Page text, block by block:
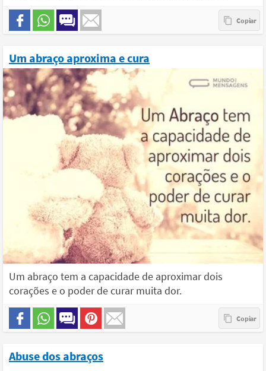
Um abraço aproxima e cura
Um abraço tem a capacidade de aproximar dois
corações e o poder de curar muita dor.
Abuse dos abraços